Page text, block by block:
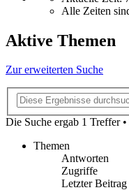
Alle Zeiten
Aktive Themen
Zur erweiterten Suche
Die Suche ergab 1 Treffer •
Themen
Antworten
Zugriffe
Letzter Beitrag